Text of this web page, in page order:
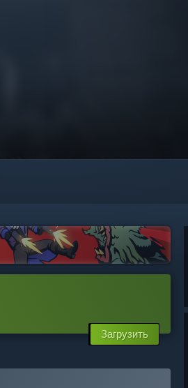
Загрузить